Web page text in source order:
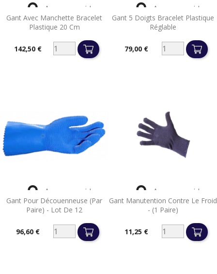
Gant Avec Manchette Bracelet
Plastique 20 Cm
142,50 €
 Aperçu rapide
Gant 5 Doigts Bracelet Plastique
Réglable
79,00 €
 Aperçu rapide
Gant Pour Découenneuse (par
Paire) - Lot De 12
96,60 €
 Aperçu rapide
Gant Manutention Contre Le Froid
- (1 Paire)
11,25 €
 Aperçu rapide